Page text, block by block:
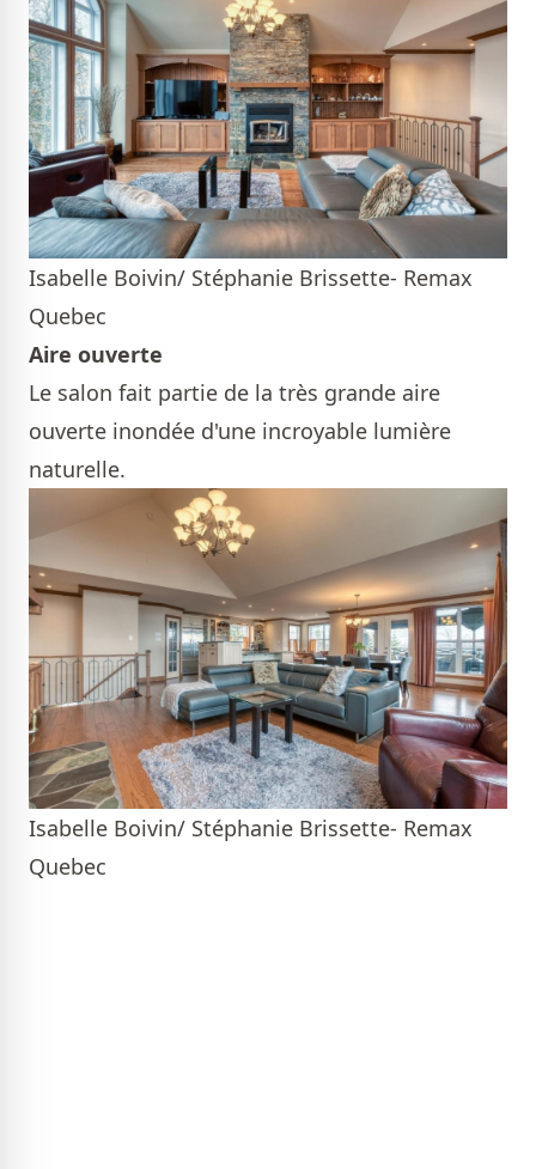
Isabelle Boivin/ Stéphanie Brissette- Remax
Quebec
Aire ouverte
Le salon fait partie de la très grande aire
ouverte inondée d'une incroyable lumière
naturelle.
Isabelle Boivin/ Stéphanie Brissette- Remax
Quebec